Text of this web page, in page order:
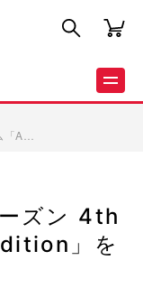
A…
ズン 4th
」を